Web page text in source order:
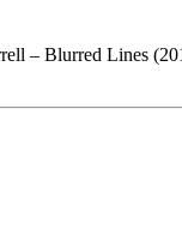
– Blurred Lines